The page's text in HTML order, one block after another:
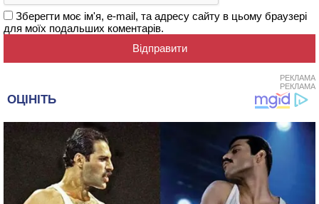
Зберегти моє ім'я, e-mail, та адресу сайту в цьому браузері
для моїх подальших коментарів.
РЕКЛАМА
РЕКЛАМА